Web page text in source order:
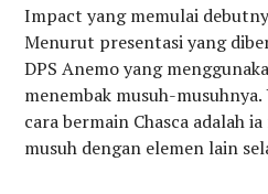
Impact yang memulai
Menurut presentasi yang
DPS Anemo yang
menembak musuh-
cara bermain Chasca adalah
musuh dengan elemen lain